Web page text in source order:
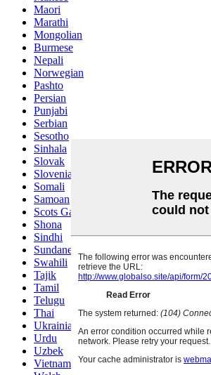
Maori
Marathi
Mongolian
Burmese
Nepali
Norwegian
Pashto
Persian
Punjabi
Serbian
Sesotho
Sinhala
Slovak
Slovenian
Somali
Samoan
Scots Gaelic
Shona
Sindhi
Sundanese
Swahili
Tajik
Tamil
Telugu
Thai
Ukrainian
Urdu
Uzbek
Vietnamese